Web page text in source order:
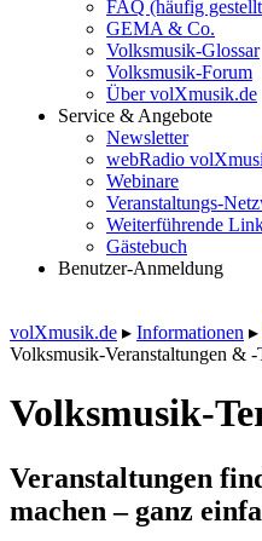
FAQ (häufig
GEMA & Co.
Volksmusik-Glossar
Volksmusik-Forum
Über volXmusik.de
Service & Angebote
Newsletter
webRadio
Webinare
Veranstaltungs-
Weiterführende
Gästebuch
Benutzer-Anmeldung
volXmusik.de ▸ Informationen ▸
Volksmusik-Veranstaltungen & -
Volksmusik-
Veranstaltungen
machen – ganz